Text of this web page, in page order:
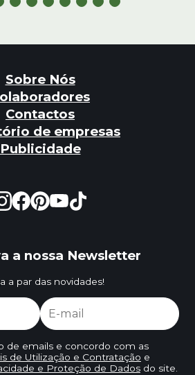
Sobre Nós
Contactos
de empresas
Publicidade
a nossa Newsletter
a par das novidades!
de emails e concordo com as
de Utilização e Contratação e
e Proteção de Dadosdo site.